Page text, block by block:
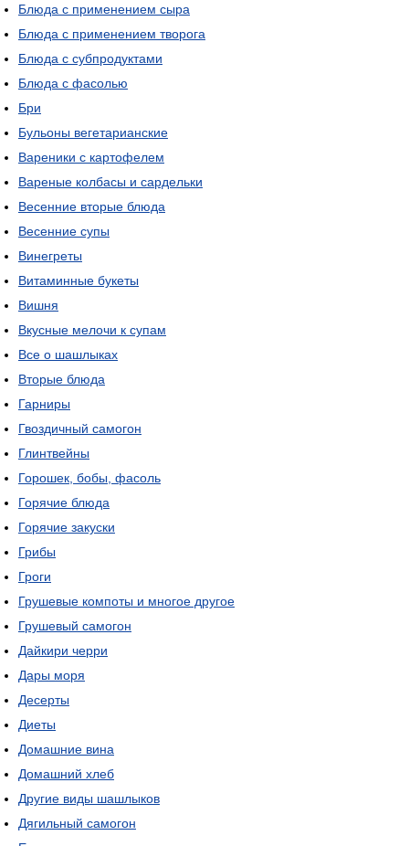
Блюда с применением сыра
Блюда с применением творога
Блюда с субпродуктами
Блюда с фасолью
Бри
Бульоны вегетарианские
Вареники с картофелем
Вареные колбасы и сардельки
Весенние вторые блюда
Весенние супы
Винегреты
Витаминные букеты
Вишня
Вкусные мелочи к супам
Все о шашлыках
Вторые блюда
Гарниры
Гвоздичный самогон
Глинтвейны
Горошек, бобы, фасоль
Горячие блюда
Горячие закуски
Грибы
Гроги
Грушевые компоты и многое другое
Грушевый самогон
Дайкири черри
Дары моря
Десерты
Диеты
Домашние вина
Домашний хлеб
Другие виды шашлыков
Дягильный самогон